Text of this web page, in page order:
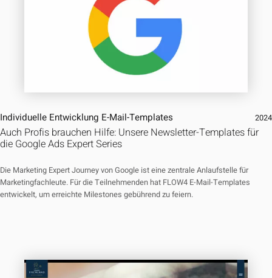
Individuelle Entwicklung E-Mail-Templates 2024
Auch Profis brauchen Hilfe: Unsere Newsletter-Templates für
die Google Ads Expert Series
Die Marketing Expert Journey von Google ist eine zentrale Anlaufstelle für
Marketingfachleute. Für die Teilnehmenden hat FLOW4 E-Mail-Templates
entwickelt, um erreichte Milestones gebührend zu feiern.